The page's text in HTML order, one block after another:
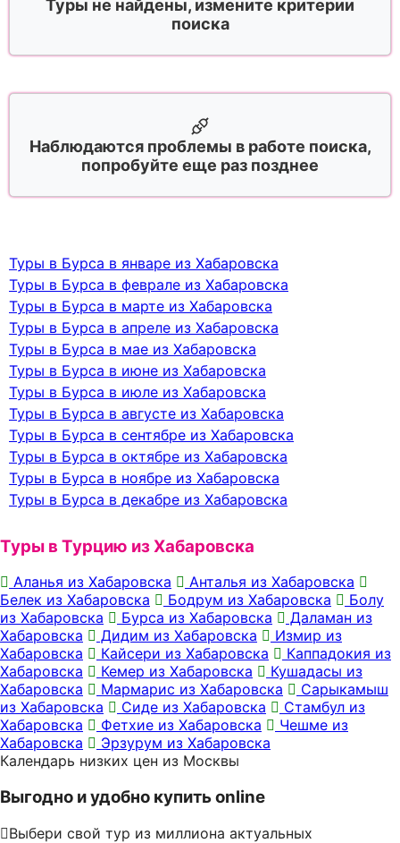
Туры не найдены, измените критерии
поиска
Наблюдаются проблемы в работе поиска,
попробуйте еще раз позднее
Туры в Бурса в январе из Хабаровска
Туры в Бурса в феврале из Хабаровска
Туры в Бурса в марте из Хабаровска
Туры в Бурса в апреле из Хабаровска
Туры в Бурса в мае из Хабаровска
Туры в Бурса в июне из Хабаровска
Туры в Бурса в июле из Хабаровска
Туры в Бурса в августе из Хабаровска
Туры в Бурса в сентябре из Хабаровска
Туры в Бурса в октябре из Хабаровска
Туры в Бурса в ноябре из Хабаровска
Туры в Бурса в декабре из Хабаровска
Туры в Турцию из Хабаровска
Аланья из Хабаровска
Анталья из Хабаровска
Белек из Хабаровска
Бодрум из Хабаровска
Болу
из Хабаровска
Бурса из Хабаровска
Даламан из
Хабаровска
Дидим из Хабаровска
Измир из
Хабаровска
Кайсери из Хабаровска
Каппадокия из
Хабаровска
Кемер из Хабаровска
Кушадасы из
Хабаровска
Мармарис из Хабаровска
Сарыкамыш
из Хабаровска
Сиде из Хабаровска
Стамбул из
Хабаровска
Фетхие из Хабаровска
Чешме из
Хабаровска
Эрзурум из Хабаровска
Календарь низких цен из Москвы
Выгодно и удобно купить online
Выбери свой тур из миллиона актуальных